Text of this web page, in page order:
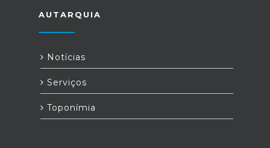
AUTARQUIA
Notícias
Serviços
Toponímia